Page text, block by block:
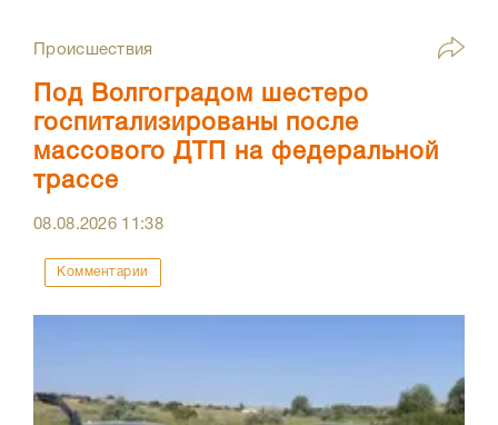
Происшествия
Под Волгоградом шестеро
госпитализированы после
массового ДТП на федеральной
трассе
08.08.2026 11:38
Комментарии